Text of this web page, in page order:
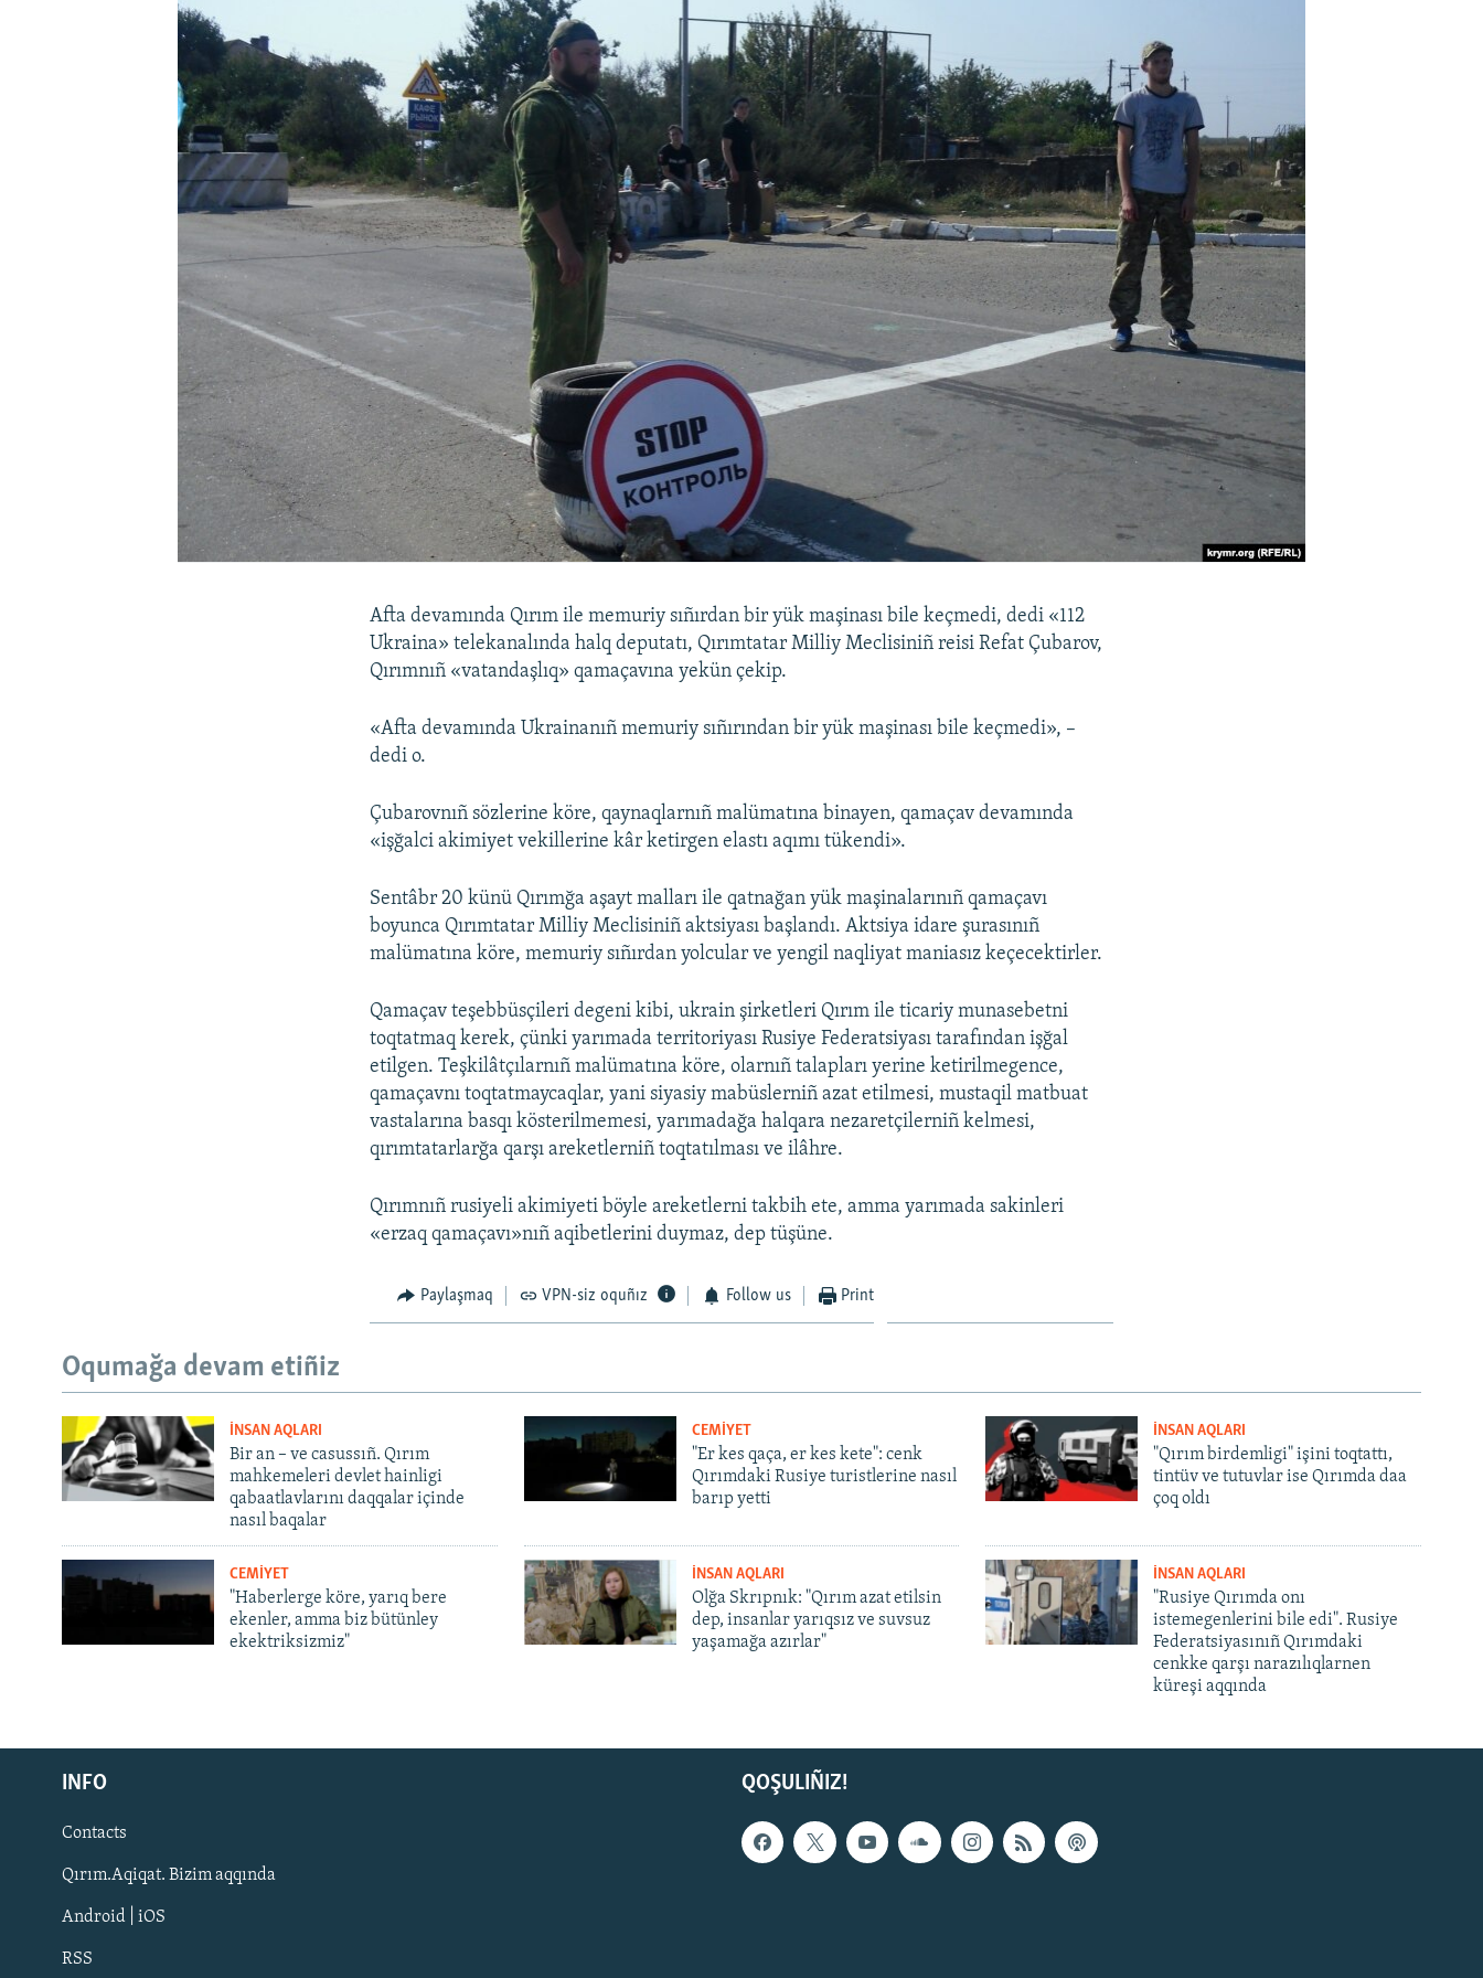
Русский
Українською
QOŞULIÑIZ!
Afta devamında Qırım ile memuriy sıñırdan bir yük maşinası bile keçmedi, dedi «112
Ukraina» telekanalında halq deputatı, Qırımtatar Milliy Meclisiniñ reisi Refat Çubarov,
Qırımnıñ «vatandaşlıq» qamaçavına yekün çekip.
«Afta devamında Ukrainanıñ memuriy sıñırından bir yük maşinası bile keçmedi», –
dedi o.
Çubarovnıñ sözlerine köre, qaynaqlarnıñ malümatına binayen, qamaçav devamında
«işğalci akimiyet vekillerine kâr ketirgen elastı aqımı tükendi».
Sentâbr 20 künü Qırımğa aşayt malları ile qatnağan yük maşinalarınıñ qamaçavı
boyunca Qırımtatar Milliy Meclisiniñ aktsiyası başlandı. Aktsiya idare şurasınıñ
malümatına köre, memuriy sıñırdan yolcular ve yengil naqliyat maniasız keçecektirler.
Qamaçav teşebbüsçileri degeni kibi, ukrain şirketleri Qırım ile ticariy munasebetni
toqtatmaq kerek, çünki yarımada territoriyası Rusiye Federatsiyası tarafından işğal
etilgen. Teşkilâtçılarnıñ malümatına köre, olarnıñ talapları yerine ketirilmegence,
qamaçavnı toqtatmaycaqlar, yani siyasiy mabüslerniñ azat etilmesi, mustaqil matbuat
vastalarına basqı kösterilmemesi, yarımadağa halqara nezaretçilerniñ kelmesi,
qırımtatarlarğa qarşı areketlerniñ toqtatılması ve ilâhre.
Qırımnıñ rusiyeli akimiyeti böyle areketlerni takbih ete, amma yarımada sakinleri
«erzaq qamaçavı»nıñ aqibetlerini duymaz, dep tüşüne.
Paylaşmaq VPN-siz oquñız Follow us Print
Oqumağa devam etiñiz
İNSAN AQLARI
Bir an – ve casussıñ. Qırım
mahkemeleri devlet hainligi
qabaatlavlarını daqqalar içinde
nasıl baqalar
CEMİYET
"Er kes qaça, er kes kete": cenk
Qırımdaki Rusiye turistlerine nasıl
barıp yetti
İNSAN AQLARI
"Qırım birdemligi" işini toqtattı,
tintüv ve tutuvlar ise Qırımda daa
çoq oldı
CEMİYET
"Haberlerge köre, yarıq bere
ekenler, amma biz bütünley
ekektriksizmiz"
İNSAN AQLARI
Olğa Skrıpnık: "Qırım azat etilsin
dep, insanlar yarıqsız ve suvsuz
yaşamağa azırlar"
İNSAN AQLARI
"Rusiye Qırımda onı
istemegenlerini bile edi". Rusiye
Federatsiyasınıñ Qırımdaki
cenkke qarşı narazılıqlarnen
küreşi aqqında
QOŞULIÑIZ!
INFO
Contacts
Qırım.Aqiqat. Bizim aqqında
Android | iOS
RSS